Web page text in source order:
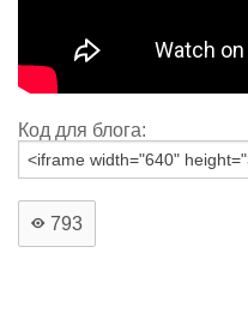
Код для блога:
793